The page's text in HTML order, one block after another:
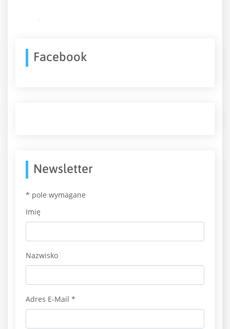
Facebook
Newsletter
* pole wymagane
Imię
Nazwisko
Adres E-Mail *